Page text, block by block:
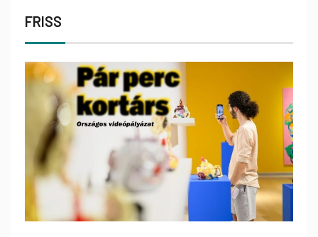
FRISS